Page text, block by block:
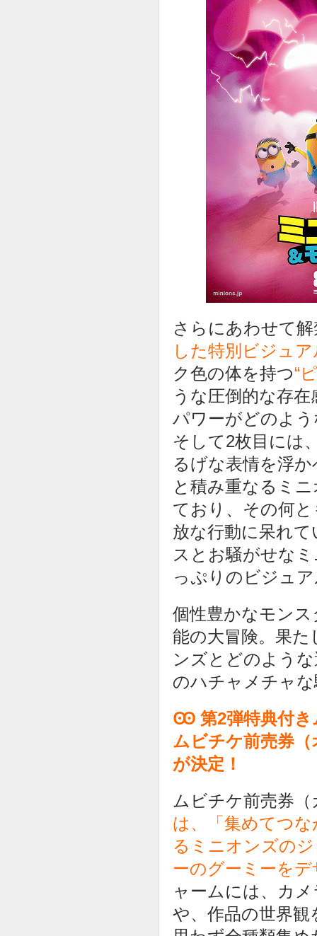
さらにあわせて
した特別ビジュ
ク色の体を持つ“
うな圧倒的な存
パワーがどのよ
そして2枚目には
るげな表情を浮か
と積み重なるミ
ており、その何
放な行動に呆れ
スとお騒がせな
っぷりのビジュ
個性豊かなモン
能の大冒険。果た
ンズとどのよう
のハチャメチャ
Ꙭ 第2弾特典付き
ムビチケ前売券
が決定！
ムビチケ前売券
は、「集めてつ
るミニオンズの
ーのグーミーを
ャームには、カ
や、作品の世界